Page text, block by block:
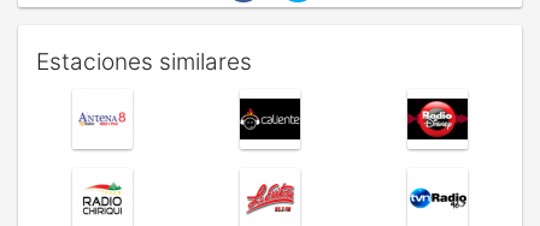
Estaciones similares